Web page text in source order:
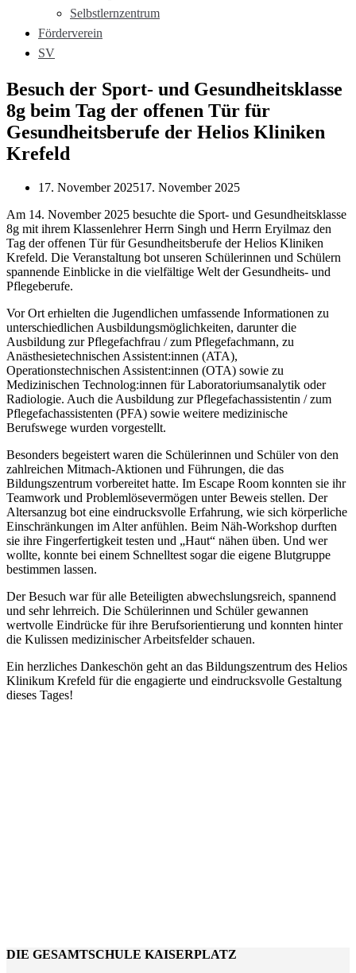
Selbstlernzentrum
Förderverein
SV
Besuch der Sport- und Gesundheitsklasse
8g beim Tag der offenen Tür für
Gesundheitsberufe der Helios Kliniken
Krefeld
17. November 202517. November 2025
Am 14. November 2025 besuchte die Sport- und Gesundheitsklasse
8g mit ihrem Klassenlehrer Herrn Singh und Herrn Eryilmaz den
Tag der offenen Tür für Gesundheitsberufe der Helios Kliniken
Krefeld. Die Veranstaltung bot unseren Schülerinnen und Schülern
spannende Einblicke in die vielfältige Welt der Gesundheits- und
Pflegeberufe.
Vor Ort erhielten die Jugendlichen umfassende Informationen zu
unterschiedlichen Ausbildungsmöglichkeiten, darunter die
Ausbildung zur Pflegefachfrau / zum Pflegefachmann, zu
Anästhesietechnischen Assistent:innen (ATA),
Operationstechnischen Assistent:innen (OTA) sowie zu
Medizinischen Technolog:innen für Laboratoriumsanalytik oder
Radiologie. Auch die Ausbildung zur Pflegefachassistentin / zum
Pflegefachassistenten (PFA) sowie weitere medizinische
Berufswege wurden vorgestellt.
Besonders begeistert waren die Schülerinnen und Schüler von den
zahlreichen Mitmach-Aktionen und Führungen, die das
Bildungszentrum vorbereitet hatte. Im Escape Room konnten sie ihr
Teamwork und Problemlösevermögen unter Beweis stellen. Der
Altersanzug bot eine eindrucksvolle Erfahrung, wie sich körperliche
Einschränkungen im Alter anfühlen. Beim Näh-Workshop durften
sie ihre Fingerfertigkeit testen und „Haut“ nähen üben. Und wer
wollte, konnte bei einem Schnelltest sogar die eigene Blutgruppe
bestimmen lassen.
Der Besuch war für alle Beteiligten abwechslungsreich, spannend
und sehr lehrreich. Die Schülerinnen und Schüler gewannen
wertvolle Eindrücke für ihre Berufsorientierung und konnten hinter
die Kulissen medizinischer Arbeitsfelder schauen.
Ein herzliches Dankeschön geht an das Bildungszentrum des Helios
Klinikum Krefeld für die engagierte und eindrucksvolle Gestaltung
dieses Tages!
DIE GESAMTSCHULE KAISERPLATZ